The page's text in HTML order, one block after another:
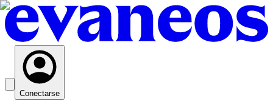
Conectarse